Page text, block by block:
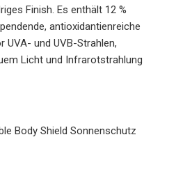
Finish. Es enthält 12 %
antioxidantienreiche
und UVB-Strahlen,
Licht und Infrarotstrahlung
Body Shield Sonnenschutz